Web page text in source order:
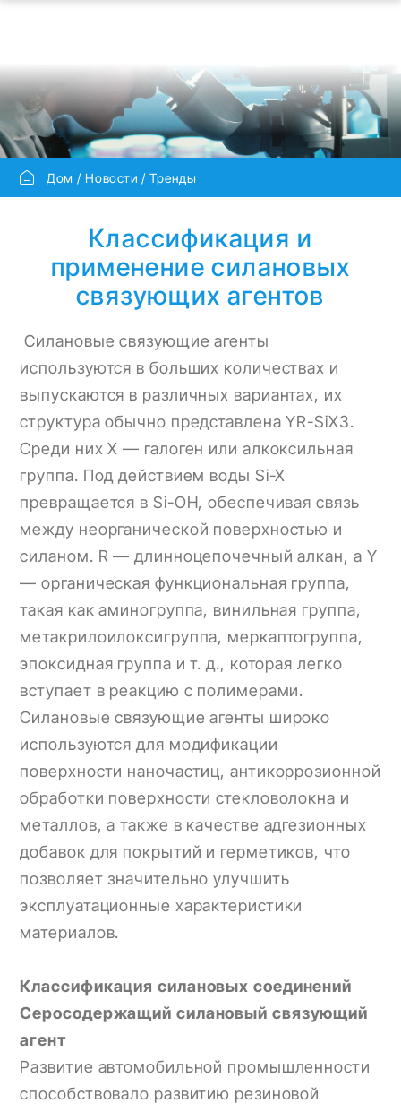
Дом Новости Тренды
Классификация и
применение силановых
связующих агентов
Силановые связующие агенты
используются в больших количествах и
выпускаются в различных вариантах, их
структура обычно представлена YR-SiX3.
Среди них X — галоген или алкоксильная
группа. Под действием воды Si-X
превращается в Si-OH, обеспечивая связь
между неорганической поверхностью и
силаном. R — длинноцепочечный алкан, а Y
— органическая функциональная группа,
такая как аминогруппа, винильная группа,
метакрилоилоксигруппа, меркаптогруппа,
эпоксидная группа и т. д., которая легко
вступает в реакцию с полимерами.
Силановые связующие агенты широко
используются для модификации
поверхности наночастиц, антикоррозионной
обработки поверхности стекловолокна и
металлов, а также в качестве адгезионных
добавок для покрытий и герметиков, что
позволяет значительно улучшить
эксплуатационные характеристики
материалов.
Классификация силановых соединений
Серосодержащий силановый связующий
агент
Развитие автомобильной промышленности
способствовало развитию резиновой